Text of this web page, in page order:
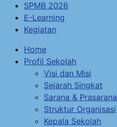
SPMB 2026
E-Learning
Kegiatan
Home
Profil Sekolah
Visi dan Misi
Sejarah Singkat
Sarana & Prasarana
Struktur Organisasi
Kepala Sekolah